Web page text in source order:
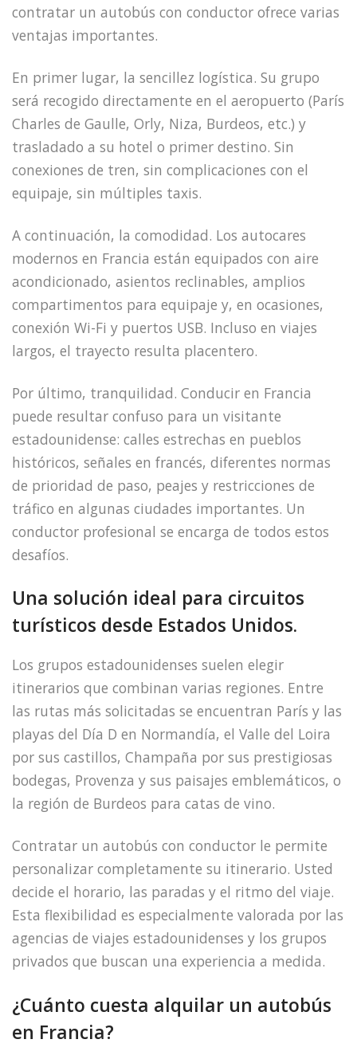
contratar un autobús con conductor ofrece varias
ventajas importantes.
En primer lugar, la sencillez logística. Su grupo
será recogido directamente en el aeropuerto (París
Charles de Gaulle, Orly, Niza, Burdeos, etc.) y
trasladado a su hotel o primer destino. Sin
conexiones de tren, sin complicaciones con el
equipaje, sin múltiples taxis.
A continuación, la comodidad. Los autocares
modernos en Francia están equipados con aire
acondicionado, asientos reclinables, amplios
compartimentos para equipaje y, en ocasiones,
conexión Wi-Fi y puertos USB. Incluso en viajes
largos, el trayecto resulta placentero.
Por último, tranquilidad. Conducir en Francia
puede resultar confuso para un visitante
estadounidense: calles estrechas en pueblos
históricos, señales en francés, diferentes normas
de prioridad de paso, peajes y restricciones de
tráfico en algunas ciudades importantes. Un
conductor profesional se encarga de todos estos
desafíos.
Una solución ideal para circuitos
turísticos desde Estados Unidos.
Los grupos estadounidenses suelen elegir
itinerarios que combinan varias regiones. Entre
las rutas más solicitadas se encuentran París y las
playas del Día D en Normandía, el Valle del Loira
por sus castillos, Champaña por sus prestigiosas
bodegas, Provenza y sus paisajes emblemáticos, o
la región de Burdeos para catas de vino.
Contratar un autobús con conductor le permite
personalizar completamente su itinerario. Usted
decide el horario, las paradas y el ritmo del viaje.
Esta flexibilidad es especialmente valorada por las
agencias de viajes estadounidenses y los grupos
privados que buscan una experiencia a medida.
¿Cuánto cuesta alquilar un autobús
en Francia?